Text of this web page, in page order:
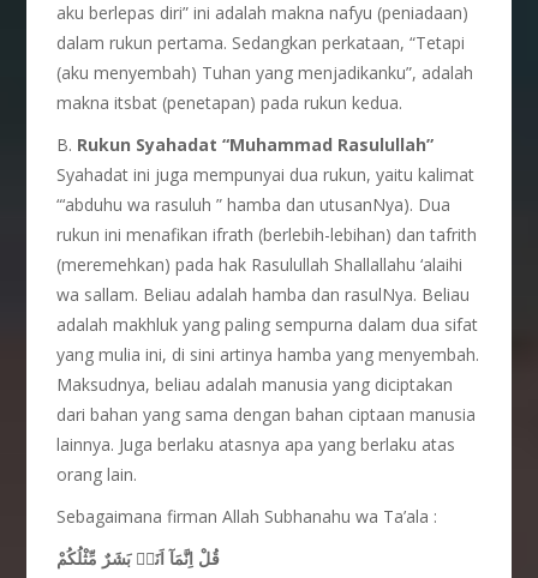
aku berlepas diri” ini adalah makna nafyu (peniadaan)
dalam rukun pertama. Sedangkan perkataan, “Tetapi
(aku menyembah) Tuhan yang menjadikanku”, adalah
makna itsbat (penetapan) pada rukun kedua.
B. Rukun Syahadat “Muhammad Rasulullah”
Syahadat ini juga mempunyai dua rukun, yaitu kalimat
“‘abduhu wa rasuluh ” hamba dan utusanNya). Dua
rukun ini menafikan ifrath (berlebih-lebihan) dan tafrith
(meremehkan) pada hak Rasulullah Shallallahu ‘alaihi
wa sallam. Beliau adalah hamba dan rasulNya. Beliau
adalah makhluk yang paling sempurna dalam dua sifat
yang mulia ini, di sini artinya hamba yang menyembah.
Maksudnya, beliau adalah manusia yang diciptakan
dari bahan yang sama dengan bahan ciptaan manusia
lainnya. Juga berlaku atasnya apa yang berlaku atas
orang lain.
Sebagaimana firman Allah Subhanahu wa Ta’ala :
قُلْ اِنَّمَآ اَنَا۠ بَشَرٌ مِّثْلُكُمْ